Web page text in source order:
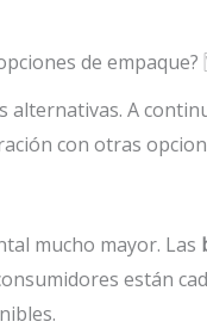
de empaque?
A
con otras
mucho mayor. Las
están